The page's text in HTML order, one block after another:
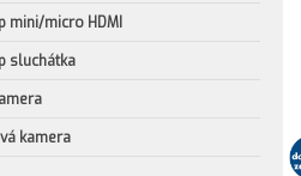
mini/micro HDMI
sluchátka
kamera